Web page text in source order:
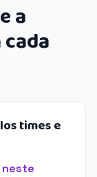
a
times e
neste